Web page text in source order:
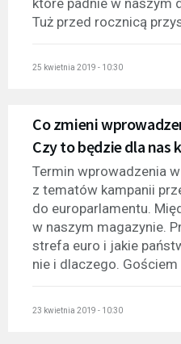
Tuż przed rocznicą
25 kwietnia 2019 - 10:30
Co zmieni
Czy to będzie dla nas
Termin wprowadzenia
z tematów kampanii
do europarlamentu.
w naszym magazynie.
strefa euro i jakie
nie i dlaczego.
23 kwietnia 2019 - 10:30